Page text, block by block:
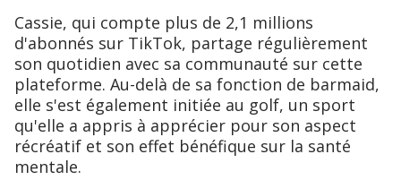
Cassie, qui compte plus de 2,1 millions
d'abonnés sur TikTok, partage régulièrement
son quotidien avec sa communauté sur cette
plateforme. Au-delà de sa fonction de barmaid,
elle s'est également initiée au golf, un sport
qu'elle a appris à apprécier pour son aspect
récréatif et son effet bénéfique sur la santé
mentale.